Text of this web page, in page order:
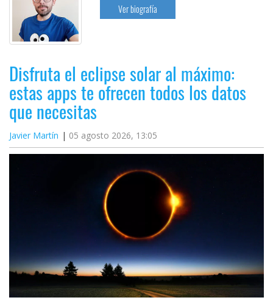
Ver biografía
Disfruta el eclipse solar al máximo:
estas apps te ofrecen todos los datos
que necesitas
Javier Martín 05 agosto 2026, 13:05